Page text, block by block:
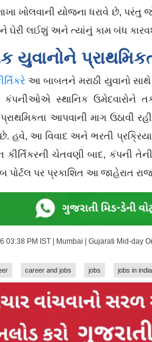
ખોલવાની યોજના ધરાવે છે, પરંતુ
ઘેરી લઈશું અને ત્યાંનું કામ બંધ
યુવાનોને
આ બાબતને મરાઠી યુવાનો
કંપનીઓએ સ્થાનિક ઉમેદવારોને
પ્રાથમિકતા આપવાની માગ ઉઠાવી
છે. હવે, આ વિવાદ અને ભરતી
ચેતવણી બાદ, કંપની
પોર્ટલ પર પ્રકાશિત આ જાહેરાત
03:38 PM IST | Mumbai | Gujarati Mid-day
career and jobs jobs jobs in india